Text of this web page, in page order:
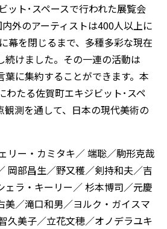
ット･スペースで行われた展覧会
外のアーティストは400人以上に
幕を閉じるまで、多種多彩な現在
続けました。その一連の活動は
葉に集約することができます。本
わたる佐賀町エキジビット･スペ
観測を通して、日本の現代美術の
リー・カミタキ／ 端聡／駒形克哉
岡部昌生／野又穫／剣持和夫／吉
ェラ・キーリー／ 杉本博司／元慶
美／滝口和男／ヨルク・ガイスマ
久美子／立花文穂／オノデラユキ